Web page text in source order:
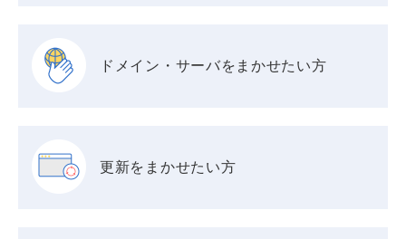
ドメイン・サーバを まかせたい方
更新をまかせたい方